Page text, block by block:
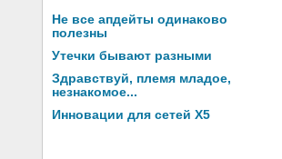
Не все апдейты одинаково
полезны
Утечки бывают разными
Здравствуй, племя младое,
незнакомое...
Инновации для сетей X5